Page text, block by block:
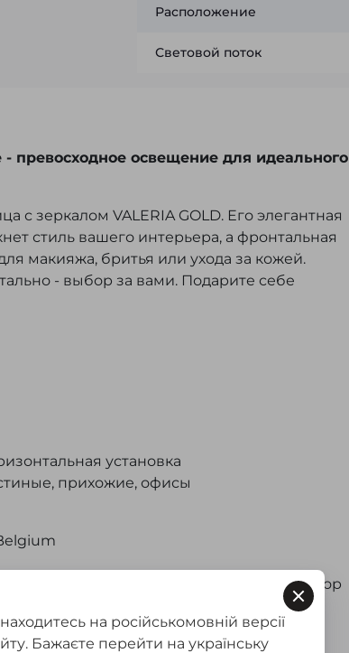
Расположение
Световой поток
- превосходное освещение для идеального
с зеркалом VALERIA GOLD. Его элегантная
стиль вашего интерьера, а фронтальная
макияжа, бритья или ухода за кожей.
- выбор за вами. Подарите себе
установка
прихожие, офисы
6500K (кельвины); также доступен выбор
зеркала)на російськомовній версії
Бажаєте перейти на українську